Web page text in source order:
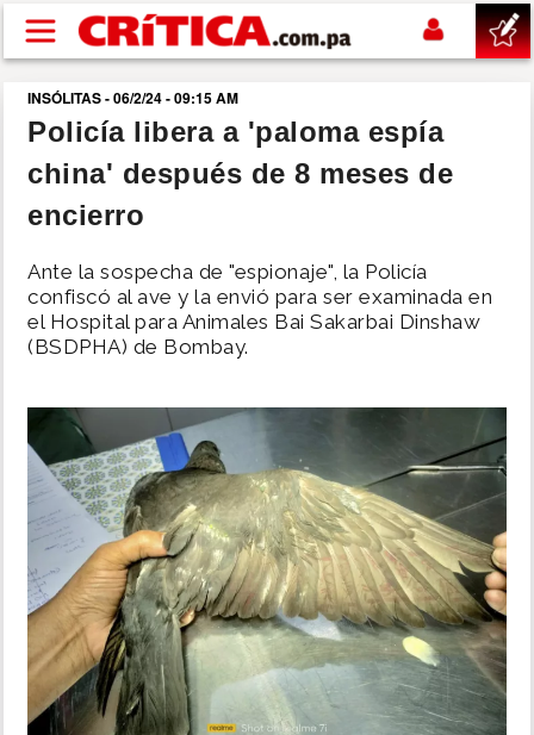
Pasar al contenido principal
buscar
SUCESOS
POLÍTICA
DEPORTES
MUNDO
INSÓLITAS
MULTIMEDIA
IMPRESO
INSÓLITAS - 06/2/24 - 09:15 AM
Policía libera a 'paloma espía
china' después de 8 meses de
encierro
Ante la sospecha de "espionaje", la Policía
confiscó al ave y la envió para ser examinada en
el Hospital para Animales Bai Sakarbai Dinshaw
(BSDPHA) de Bombay.